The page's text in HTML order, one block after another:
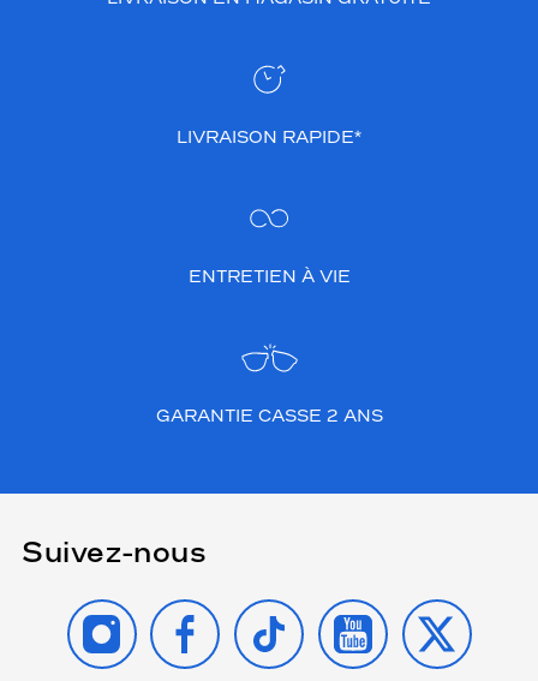
LIVRAISON RAPIDE*
ENTRETIEN À VIE
GARANTIE CASSE 2 ANS
Suivez-nous
INSTAGRAMFACEBOOK
TIKTOK YOUTUBE
X